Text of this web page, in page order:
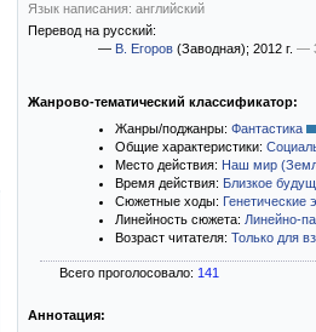
Язык написания: английский
Перевод на русский:
— В. Егоров (Заводная); 2012 г. —
Жанрово-тематический классификатор:
Жанры/поджанры: Фантастика
Общие характеристики:
Место действия: Наш мир
Время действия: Близкое
Сюжетные ходы: Генетические
Линейность сюжета: Линейно-
Возраст читателя: Только для
Всего проголосовало: 141
Аннотация: